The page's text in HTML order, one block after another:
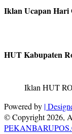
Iklan Ucapan Hari
HUT Kabupaten
Iklan HUT
Powered by |
© Copyright 2026,